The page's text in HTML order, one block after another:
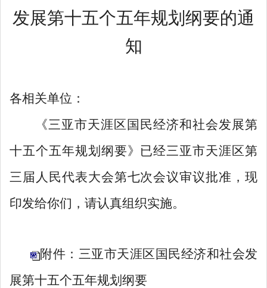
发展第十五个五年规划纲要的通
知
各相关单位：
《三亚市天涯区国民经济和社会发展第
十五个五年规划纲要》已经三亚市天涯区第
三届人民代表大会第七次会议审议批准，现
印发给你们，请认真组织实施。
附件：三亚市天涯区国民经济和社会发
展第十五个五年规划纲要